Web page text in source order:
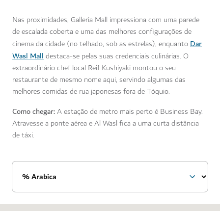
Nas proximidades, Galleria Mall impressiona com uma parede
de escalada coberta e uma das melhores configurações de
cinema da cidade (no telhado, sob as estrelas), enquantoDar
Wasl Malldestaca-se pelas suas credenciais culinárias. O
extraordinário chef local Reif Kushiyaki montou o seu
restaurante de mesmo nome aqui, servindo algumas das
melhores comidas de rua japonesas fora de Tóquio.
Como chegar:A estação de metro mais perto é Business Bay.
Atravesse a ponte aérea e Al Wasl fica a uma curta distância
de táxi.